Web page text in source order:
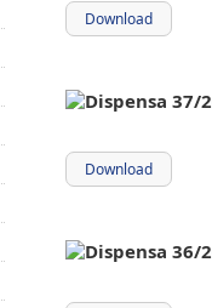
Download
Download